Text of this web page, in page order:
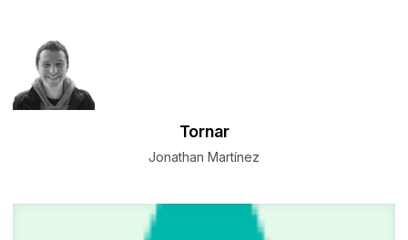
Tornar
Jonathan Martínez